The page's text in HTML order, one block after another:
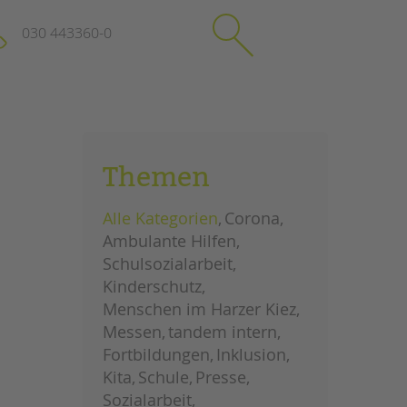
Impressum
Datenschutz
Hinweisgebersystem
Intranet
schließen
030 443360-0
SuchenThemen
Alle Kategorien Corona
Ambulante Hilfen
Schulsozialarbeit
Kinderschutz
Menschen im Harzer Kiez
Messen tandem intern
Fortbildungen Inklusion
Kita Schule Presse
Sozialarbeit